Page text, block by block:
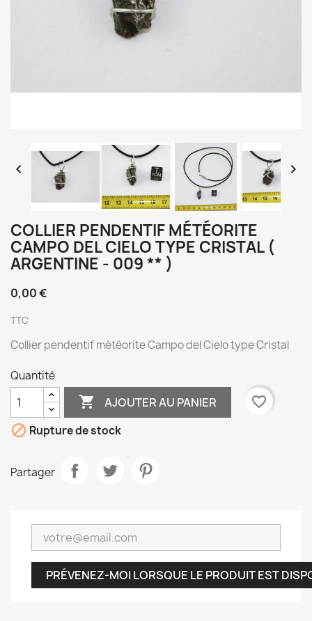
 
COLLIER PENDENTIF MÉTÉORITE
CAMPO DEL CIELO TYPE CRISTAL (
ARGENTINE - 009 ** )
0,00 €
TTC
Collier pendentif météorite Campo del Cielo type Cristal
Quantité
 AJOUTER AU PANIER
favorite_border
 Rupture de stock
Partager
PRÉVENEZ-MOI LORSQUE LE PRODUIT EST